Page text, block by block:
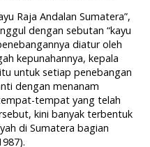
Raja Andalan Sumatera”,
dengan sebutan “kayu
diatur oleh
kepunahannya, kepala
untuk setiap penebangan
dengan menanam
tempat yang telah
kini banyak terbentuk
di Sumatera bagian